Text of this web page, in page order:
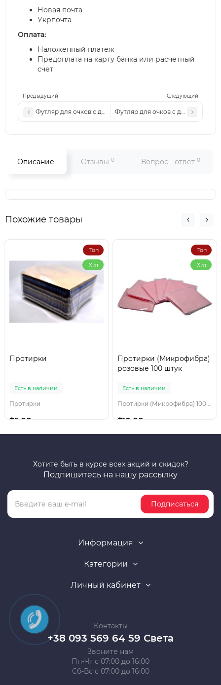
Предыдущий Следующий
Футляр для очков с диоптриейФутляр для очков с диоптрией
Новая почта
Укрпочта
Оплата:
Наложенный платеж
Предоплата на карту банка или расчетный
счет
Описание Отзывы 0 Вопрос - ответ 0
Похожие товары
Топ
Хит
Протирки
Есть в наличии
Протирки
$5.00
Топ
Хит
Протирки (Микрофибра)
розовые 100 штук
Есть в наличии
Протирки (Микрофибра) 100 штук
$10.00
Хотите быть в курсе всех акций и скидок?
Подпишитесь на нашу рассылку
Подписаться
Информация
Категории
Личный кабинет
Контакты
+38 093 569 64 59 Света
Звоните нам
Пн-Чт с 07:00 до 16:00
Сб-Вс с 07:00 до 16:00